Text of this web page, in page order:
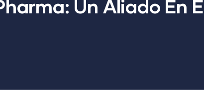
Un Aliado En